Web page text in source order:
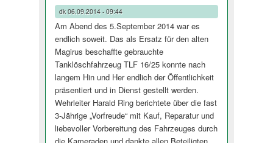
dk06.09.2014 - 09:44
Am Abend des 5.September 2014 war es
endlich soweit. Das als Ersatz für den alten
Magirus beschaffte gebrauchte
Tanklöschfahrzeug TLF 16/25 konnte nach
langem Hin und Her endlich der Öffentlichkeit
präsentiert und in Dienst gestellt werden.
Wehrleiter Harald Ring berichtete über die fast
3-Jährige „Vorfreude“ mit Kauf, Reparatur und
liebevoller Vorbereitung des Fahrzeuges durch
die Kameraden und dankte allen Beteiligten.